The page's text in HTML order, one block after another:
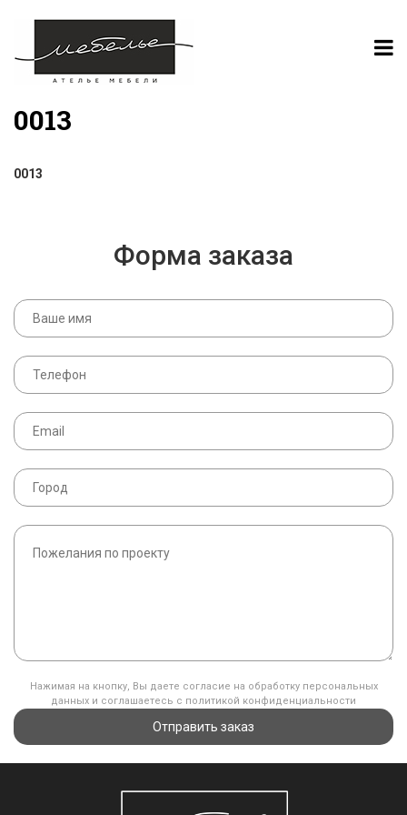
0013
0013
Форма заказа
Нажимая на кнопку, Вы даете согласие на обработку персональных
данных и соглашаетесь с политикой конфиденциальности
Отправить заказ